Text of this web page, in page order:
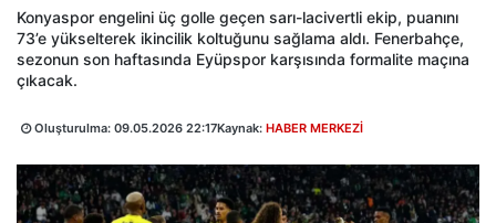
Konyaspor engelini üç golle geçen sarı-lacivertli ekip, puanını
73’e yükselterek ikincilik koltuğunu sağlama aldı. Fenerbahçe,
sezonun son haftasında Eyüpspor karşısında formalite maçına
çıkacak.
Oluşturulma: 09.05.2026 22:17Kaynak: HABER MERKEZİ